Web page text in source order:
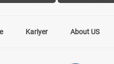
Kariyer About US